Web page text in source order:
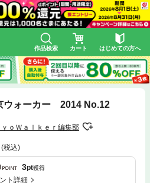
作品検索 カート はじめての方へ
ウォーカー 2014 No.12
ｙｏＷａｌｋｅｒ編集部
(税込)
3pt獲得
ト詳細